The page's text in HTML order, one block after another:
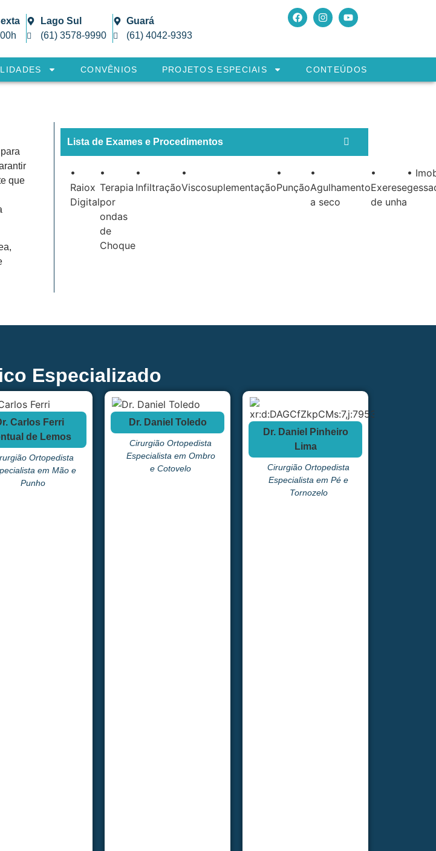
Lago Sul
(61) 3578-9990
Guará
(61) 4042-9393
CONVÊNIOS PROJETOS ESPECIAIS CONTEÚDOS
que
Lista de Exames e Procedimentos
•
Raiox
Digital
•
Terapia
por
ondas
de
Choque
•
Infiltração
•
Viscosuplementação
•
Punção
•
Agulhamento
a seco
•
Exerese
de unha
•
Especializado
Carlos Ferri
de Lemos
Ortopedista
em Mão e
Punho
Dr. Daniel Toledo
Cirurgião Ortopedista
Especialista em Ombro
e Cotovelo
Dr. Daniel Pinheiro
Lima
Cirurgião Ortopedista
Especialista em Pé e
Tornozelo